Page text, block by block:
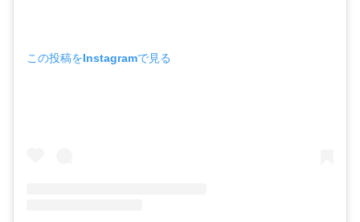
この投稿をInstagramで見る